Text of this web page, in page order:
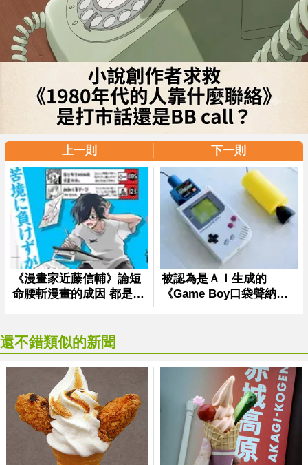
上一則 下一則
還不錯類似的新聞